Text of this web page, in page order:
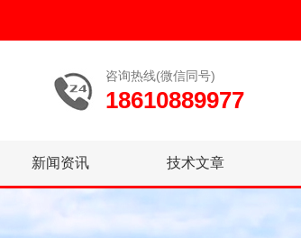
咨询热线(微信同号)
18610889977
新闻资讯 技术文章